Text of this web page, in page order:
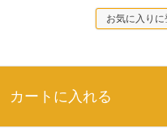
お気に入りに
カートに入れる